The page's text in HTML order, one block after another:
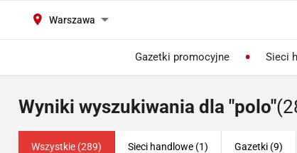
Warszawa
Gazetki promocyjne Sieci
Wyniki wyszukiwania dla "polo"
Wszystkie (289) Sieci handlowe (1) Gazetki (9)